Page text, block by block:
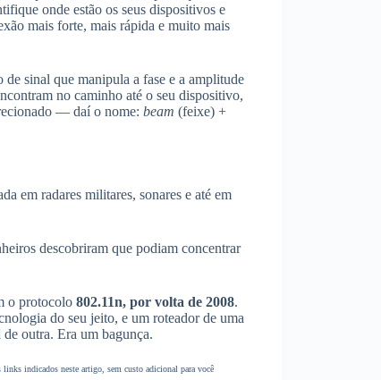
onde estão os seus dispositivos e
mais forte, mais rápida e muito mais
de sinal que manipula a fase e a amplitude
no caminho até o seu dispositivo,
— daí o nome: beam (feixe) +
em radares militares, sonares e até em
descobriram que podiam concentrar
o protocolo 802.11n, por volta de 2008.
do seu jeito, e um roteador de uma
outra. Era um bagunça.
indicados neste artigo, sem custo adicional para você